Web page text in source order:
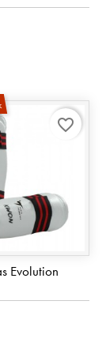
Evolution
favorite_border